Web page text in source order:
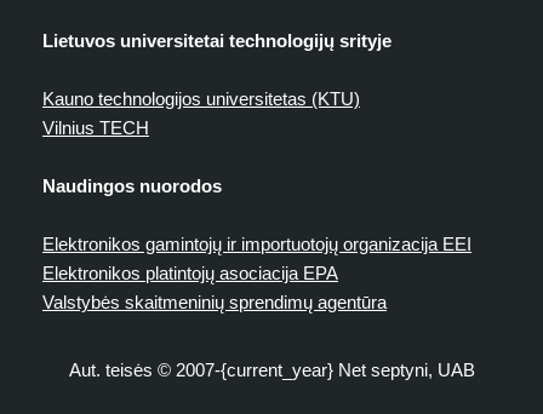
Lietuvos universitetai technologijų srityje
Kauno technologijos universitetas (KTU)
Vilnius TECH
Naudingos nuorodos
Elektronikos gamintojų ir importuotojų organizacija EEI
Elektronikos platintojų asociacija EPA
Valstybės skaitmeninių sprendimų agentūra
Aut. teisės © 2007-{current_year} Net septyni, UAB